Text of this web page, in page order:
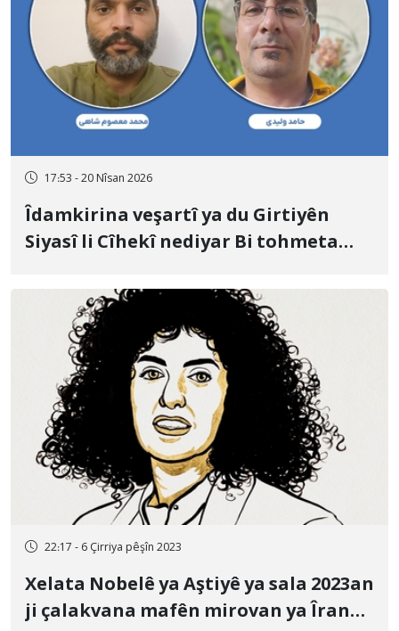
17:53 - 20 Nîsan 2026
Îdamkirina veşartî ya du Girtiyên
Siyasî li Cîhekî nediyar Bi tohmeta
Meisûm Şahî û Hamid Velîdî
22:17 - 6 Çirriya pêşîn 2023
Xelata Nobelê ya Aştiyê ya sala 2023an
ji çalakvana mafên mirovan ya Îranê